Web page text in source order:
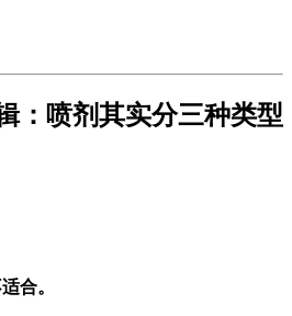
：喷剂其实分三种类型
合。